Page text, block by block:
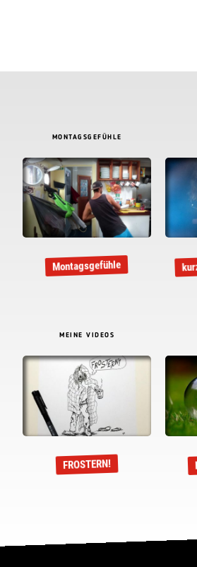
MONTAGSGEFÜHLE
Montagsgefühle
MEINE VIDEOS
FROSTERN!